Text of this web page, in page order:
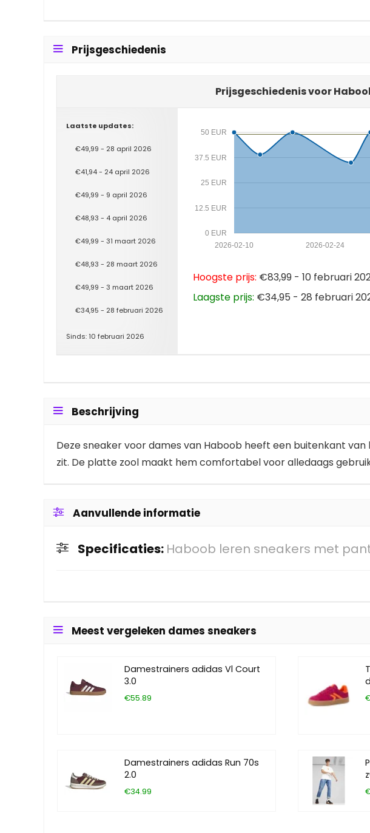
Prijsgeschiedenis
Prijsgeschiedenis voor
Laatste updates:
€49,99 - 28 april 2026
€41,94 - 24 april 2026
€49,99 - 9 april 2026
€48,93 - 4 april 2026
€49,99 - 31 maart 2026
€48,93 - 28 maart 2026
€49,99 - 3 maart 2026
€34,95 - 28 februari 2026
Sinds: 10 februari 2026
0 EUR
12.5 EUR
25 EUR
37.5 EUR
50 EUR
2026-02-24
2026-02-10
Hoogste prijs: €83,99 - 10 februari
Laagste prijs: €34,95 - 28 februari
Beschrijving
Deze sneaker voor dames van Haboob heeft een buitenkant
zit. De platte zool maakt hem comfortabel voor alledaags
Aanvullende informatie
Specificaties: Haboob leren sneakers met
Meest vergeleken dames sneakers
Damestrainers adidas Vl Court
3.0
€55.89
Damestrainers adidas Run 70s
2.0
€34.99